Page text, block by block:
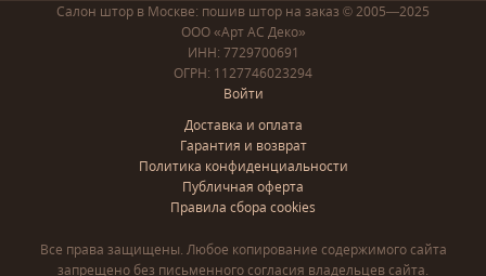
Салон штор в Москве: пошив штор на заказ © 2005—2025
ООО «Арт АС Деко»
ИНН: 7729700691
ОГРН: 1127746023294
Войти
Доставка и оплата
Гарантия и возврат
Политика конфиденциальности
Публичная оферта
Правила сбора cookies
Все права защищены. Любое копирование содержимого сайта
запрещено без письменного согласия владельцев сайта.